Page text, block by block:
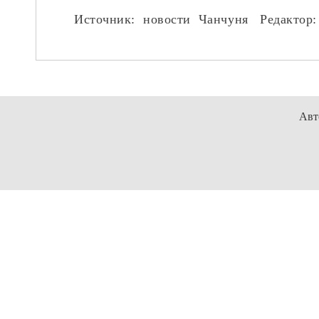
Источник: новости Чанчуня Редактор: